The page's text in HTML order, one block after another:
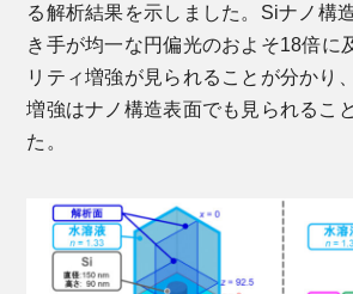
る解析結果を示しました。Siナノ構
き手が均一な円偏光のおよそ18倍に
リティ増強が見られることが分かり
増強はナノ構造表面でも見られるこ
た。